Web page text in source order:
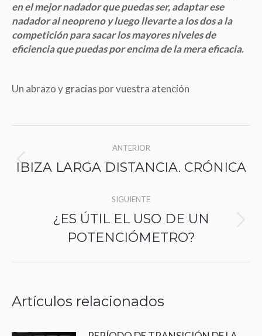
en el mejor nadador que puedas ser, adaptar ese
nadador al neopreno y luego llevarte a los dos a la
competición para sacar los mayores niveles de
eficiencia que puedas por encima de la mera eficacia.
Un abrazo y gracias por vuestra atención
entre
ANTERIOR
Publicación
IBIZA LARGA DISTANCIA. CRÓNICA
SIGUIENTE
Publicación
siguiente:
¿ES ÚTIL EL USO DE UN
POTENCIÓMETRO?
Artículos relacionados